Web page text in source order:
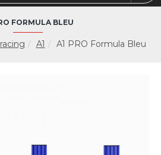
A1 A1 PRO Formula Bleu
FORMULA BLEU